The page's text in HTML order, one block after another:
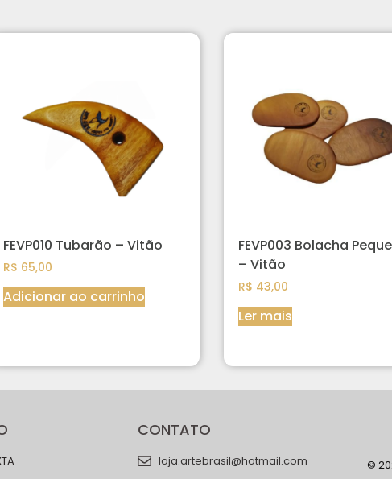
FEVP010 Tubarão – Vitão
R$ 65,00
Adicionar ao carrinho
FEVP003 Bolacha
– Vitão
R$ 43,00
Ler mais
CONTATO
loja.artebrasil@hotmail.com
©